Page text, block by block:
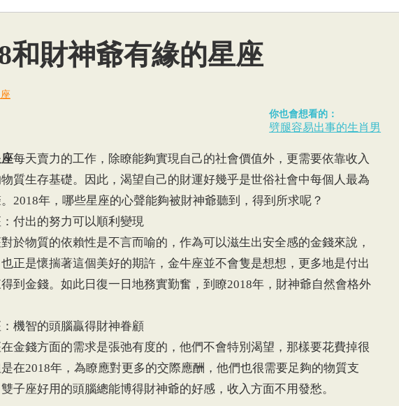
和財神爺有緣的星座
你也會想看的：
劈腿容易出事的生肖男
每天賣力的工作，除瞭能夠實現自己的社會價值外，更需要依靠收入
質生存基礎。因此，渴望自己的財運好幾乎是世俗社會中每個人最為
2018年，哪些星座的心聲能夠被財神爺聽到，得到所求呢？
出的努力可以順利變現
物質的依賴性是不言而喻的，作為可以滋生出安全感的金錢來說，
正是懷揣著這個美好的期許，金牛座並不會隻是想想，更多地是付出
到金錢。如此日復一日地務實勤奮，到瞭2018年，財神爺自然會格外
智的頭腦贏得財神眷顧
錢方面的需求是張弛有度的，他們不會特別渴望，那樣要花費掉很
在2018年，為瞭應對更多的交際應酬，他們也很需要足夠的物質支
子座好用的頭腦總能博得財神爺的好感，收入方面不用發愁。